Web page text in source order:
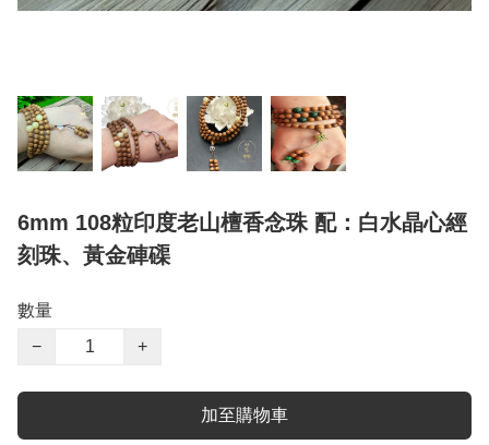
6mm 108粒印度老山檀香念珠 配：白水晶心經
刻珠、黃金硨磲
數量
−
+
加至購物車